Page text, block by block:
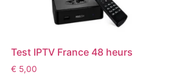
Test IPTV France 48 heurs
€ 5,00